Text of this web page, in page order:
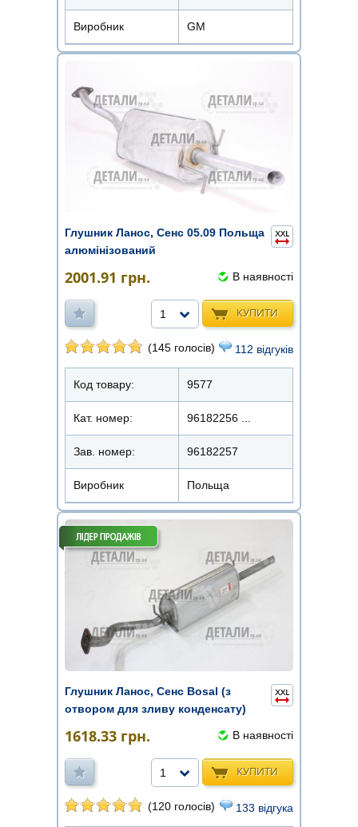
Виробник GM
Глушник Ланос, Сенс 05.09 Польща
алюмінізований
2001.91 грн. В наявності
КУПИТИ
1
(145 голосів) 112 відгуків
Код товару: 9577
Кат. номер: 96182256 ...
Зав. номер: 96182257
Виробник Польща
Глушник Ланос, Сенс Bosal (з
отвором для зливу конденсату)
1618.33 грн. В наявності
КУПИТИ
1
(120 голосів) 133 відгука